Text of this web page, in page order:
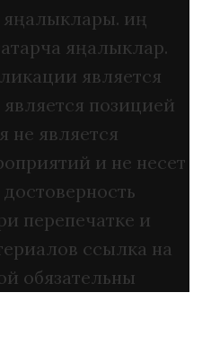
яңалыклары. иң
яңалыклар.
является
позицией
не является
и не несет
достоверность
перепечатке и
ссылка на
обязательны